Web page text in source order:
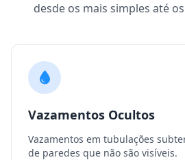
desde os mais simples até
Vazamentos Ocultos
Vazamentos em tubulações
de paredes que não são visíveis.